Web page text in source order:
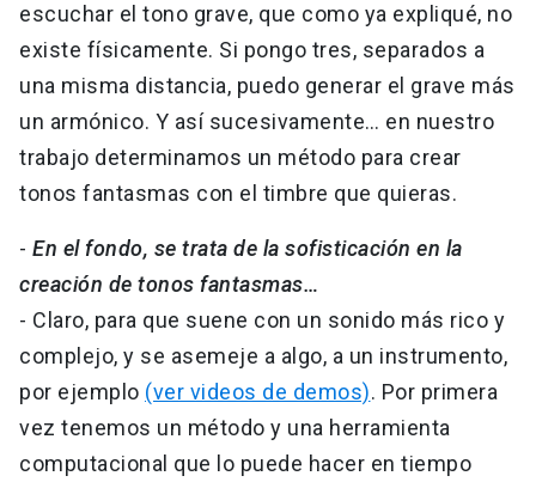
escuchar el tono grave, que como ya expliqué, no
existe físicamente. Si pongo tres, separados a
una misma distancia, puedo generar el grave más
un armónico. Y así sucesivamente… en nuestro
trabajo determinamos un método para crear
tonos fantasmas con el timbre que quieras.
- En el fondo, se trata de la sofisticación en la
creación de tonos fantasmas…
- Claro, para que suene con un sonido más rico y
complejo, y se asemeje a algo, a un instrumento,
por ejemplo (ver videos de demos). Por primera
vez tenemos un método y una herramienta
computacional que lo puede hacer en tiempo